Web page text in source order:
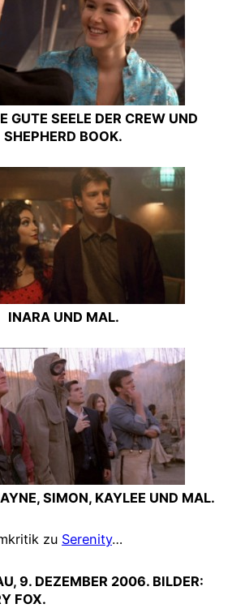
GUTE SEELE DER CREW UND
SHEPHERD BOOK.
INARA UND MAL.
SIMON, KAYLEE UND MAL.
zu Serenity…
9. DEZEMBER 2006. BILDER:
FOX.